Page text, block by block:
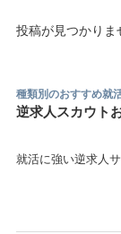
投稿が見つかりま
種類別のおすすめ就
逆求人スカウト
就活に強い逆求人